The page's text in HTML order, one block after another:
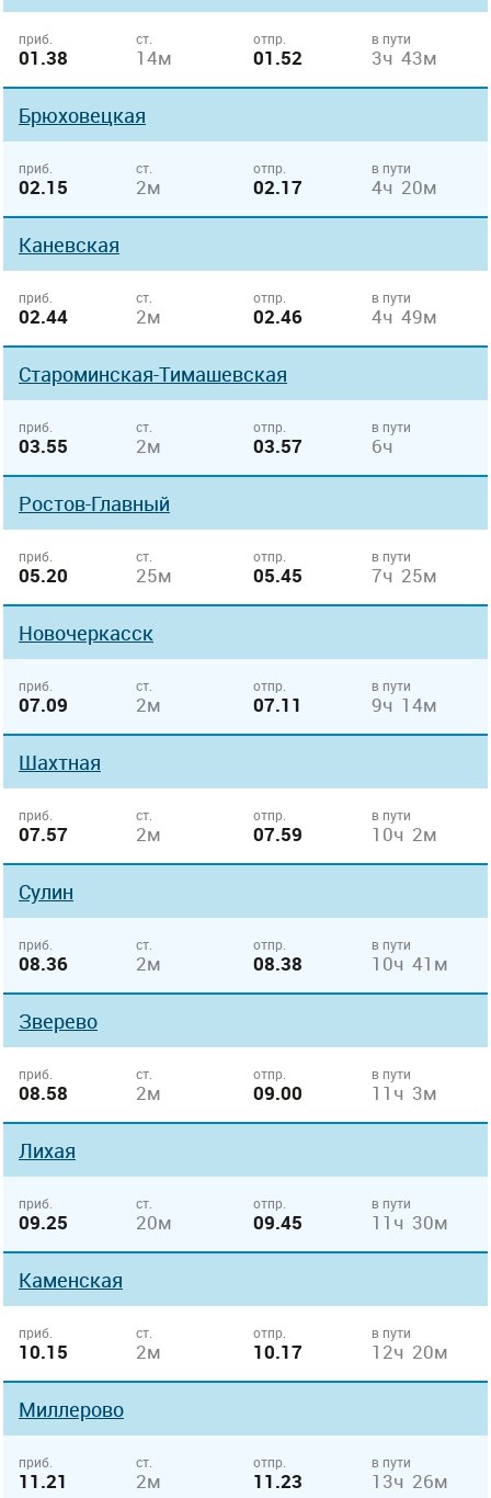
приб.
01.38
ст.
14м
отпр.
01.52
в пути
3ч 43м
Брюховецкая
приб.
02.15
ст.
2м
отпр.
02.17
в пути
4ч 20м
Каневская
приб.
02.44
ст.
2м
отпр.
02.46
в пути
4ч 49м
Староминская-Тимашевская
приб.
03.55
ст.
2м
отпр.
03.57
в пути
6ч
Ростов-Главный
приб.
05.20
ст.
25м
отпр.
05.45
в пути
7ч 25м
Новочеркасск
приб.
07.09
ст.
2м
отпр.
07.11
в пути
9ч 14м
Шахтная
приб.
07.57
ст.
2м
отпр.
07.59
в пути
10ч 2м
Сулин
приб.
08.36
ст.
2м
отпр.
08.38
в пути
10ч 41м
Зверево
приб.
08.58
ст.
2м
отпр.
09.00
в пути
11ч 3м
Лихая
приб.
09.25
ст.
20м
отпр.
09.45
в пути
11ч 30м
Каменская
приб.
10.15
ст.
2м
отпр.
10.17
в пути
12ч 20м
Миллерово
приб.
11.21
ст.
2м
отпр.
11.23
в пути
13ч 26м